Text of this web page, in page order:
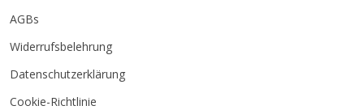
AGBs
Widerrufsbelehrung
Datenschutzerklärung
Cookie-Richtlinie